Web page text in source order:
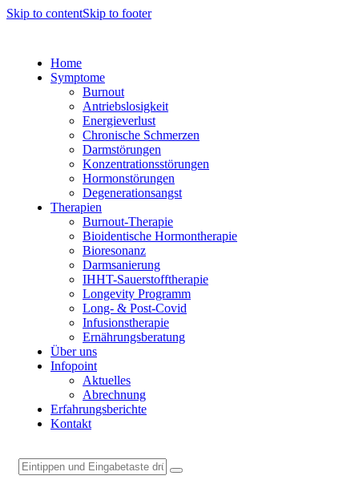
Skip to contentSkip to footer
Home
Symptome
Burnout
Antriebslosigkeit
Energieverlust
Chronische Schmerzen
Darmstörungen
Konzentrationsstörungen
Hormonstörungen
Degenerationsangst
Therapien
Burnout-Therapie
Bioidentische Hormontherapie
Bioresonanz
Darmsanierung
IHHT-Sauerstofftherapie
Longevity Programm
Long- & Post-Covid
Infusionstherapie
Ernährungsberatung
Über uns
Infopoint
Aktuelles
Abrechnung
Erfahrungsberichte
Kontakt